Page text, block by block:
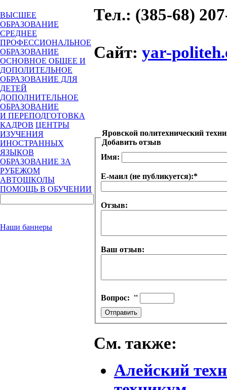
ВЫСШЕЕ
ОБРАЗОВАНИЕ
СРЕДНЕЕ
ПРОФЕССИОНАЛЬНОЕ
ОБРАЗОВАНИЕ
ОСНОВНОЕ ОБЩЕЕ И
ДОПОЛИТЕЛЬНОЕ
ОБРАЗОВАНИЕ ДЛЯ
ДЕТЕЙ
ДОПОЛНИТЕЛЬНОЕ
ОБРАЗОВАНИЕ
И ПЕРЕПОДГОТОВКА
КАДРОВ ЦЕНТРЫ
ИЗУЧЕНИЯ
ИНОСТРАННЫХ
ЯЗЫКОВ
ОБРАЗОВАНИЕ ЗА
РУБЕЖОМ
АВТОШКОЛЫ
ПОМОЩЬ В ОБУЧЕНИИ
Наши баннеры
Тел.: (385-68)
Сайт: yar-
Яровской политехнический
Добавить отзыв
Имя:
Е-маил (не публикуется):*
Отзыв:
Ваш отзыв:
Вопрос: ''
См. также:
Алейский